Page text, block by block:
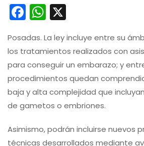
Facebook
WhatsApp
Posadas. La ley incluye entre su
los tratamientos realizados con
para conseguir un embarazo; y
procedimientos quedan
baja y alta complejidad que
de gametos o embriones.
Asimismo, podrán incluirse nuevos
técnicas desarrollados mediante